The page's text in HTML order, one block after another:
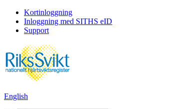
Kortinloggning
Inloggning med SITHS eID
Support
English